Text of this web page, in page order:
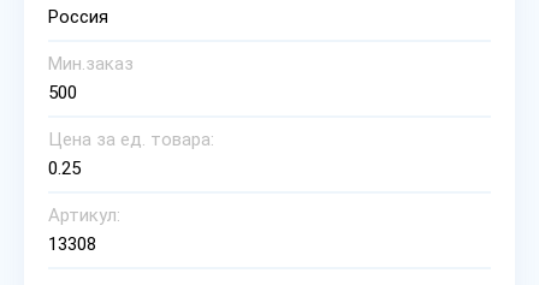
Россия
Мин.заказ
500
Цена за ед. товара:
0.25
Артикул:
13308